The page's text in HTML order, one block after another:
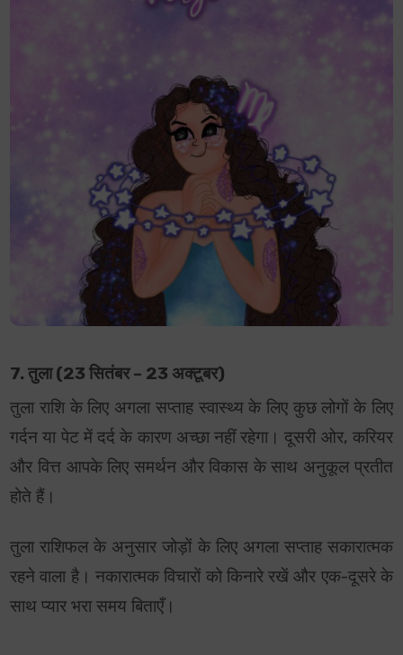
7. तुला (23 सितंबर – 23 अक्टूबर)
तुला राशि के लिए अगला सप्ताह स्वास्थ्य के लिए कुछ लोगों के लिए
गर्दन या पेट में दर्द के कारण अच्छा नहीं रहेगा। दूसरी ओर, करियर
और वित्त आपके लिए समर्थन और विकास के साथ अनुकूल प्रतीत
होते हैं।
तुला राशिफल के अनुसार जोड़ों के लिए अगला सप्ताह सकारात्मक
रहने वाला है। नकारात्मक विचारों को किनारे रखें और एक-दूसरे के
साथ प्यार भरा समय बिताएँ।